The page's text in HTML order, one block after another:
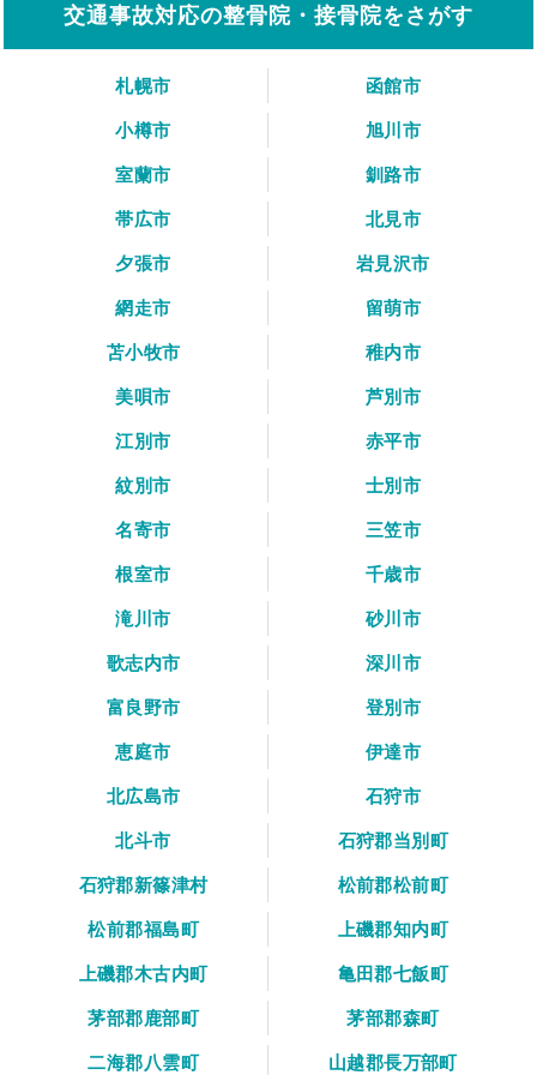
交通事故対応の整骨院・接骨院をさがす
札幌市
函館市
小樽市
旭川市
室蘭市
釧路市
帯広市
北見市
夕張市
岩見沢市
網走市
留萌市
苫小牧市
稚内市
美唄市
芦別市
江別市
赤平市
紋別市
士別市
名寄市
三笠市
根室市
千歳市
滝川市
砂川市
歌志内市
深川市
富良野市
登別市
恵庭市
伊達市
北広島市
石狩市
北斗市
石狩郡当別町
石狩郡新篠津村
松前郡松前町
松前郡福島町
上磯郡知内町
上磯郡木古内町
亀田郡七飯町
茅部郡鹿部町
茅部郡森町
二海郡八雲町
山越郡長万部町